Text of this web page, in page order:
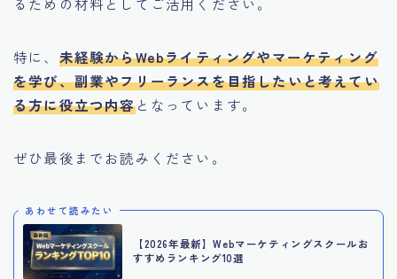
特に、 未経験からWebライティングやマーケティング
を学び、副業やフリーランスを目指したいと考えてい
る方に役立つ内容となっています。
ぜひ最後までお読みください。
あわせて読みたい
【2026年最新】Webマーケティングスクールお
すすめランキング10選